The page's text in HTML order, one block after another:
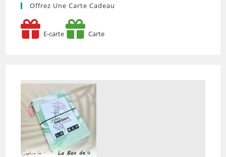
Offrez Une Carte Cadeau
E-carte Carte